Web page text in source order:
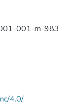
001-m-983
4.0/